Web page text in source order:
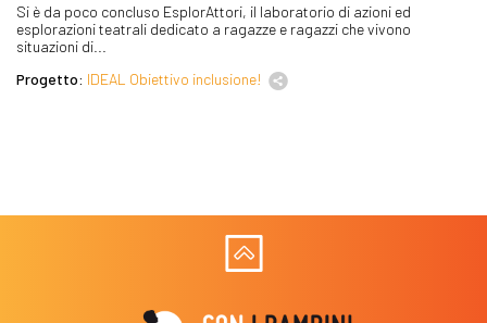
Si è da poco concluso EsplorAttori, il laboratorio di azioni ed
esplorazioni teatrali dedicato a ragazze e ragazzi che vivono
situazioni di...
Progetto: IDEAL Obiettivo inclusione!